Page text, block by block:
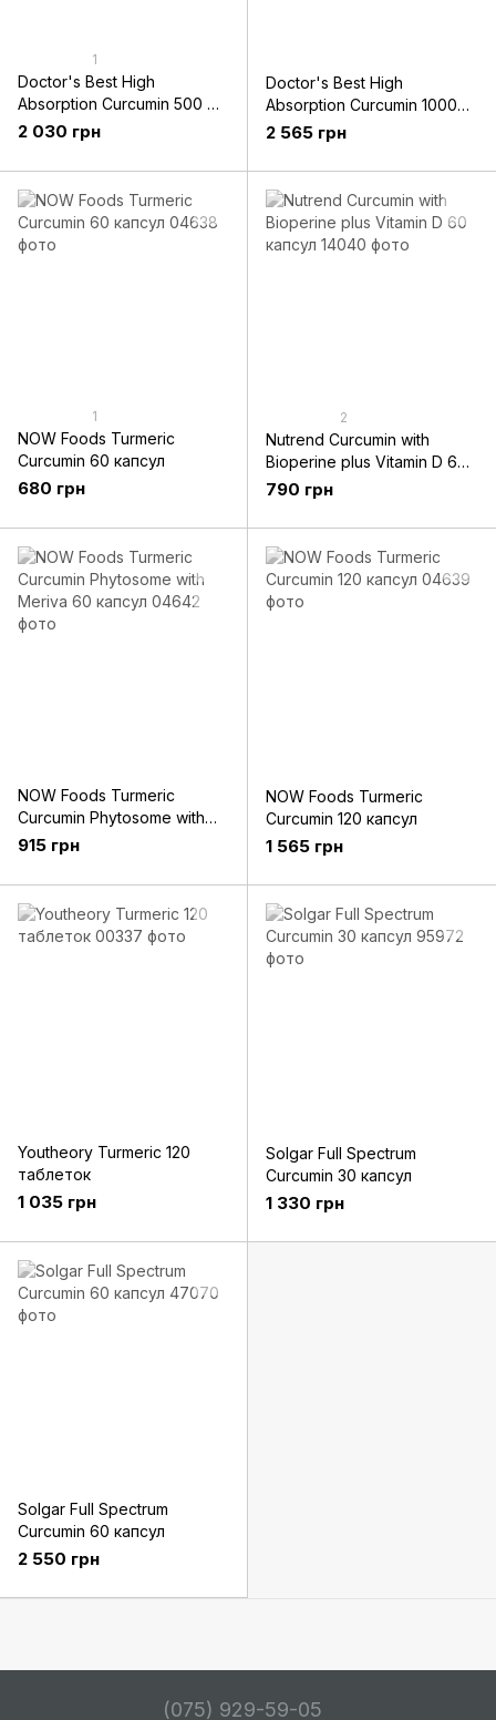
1
Doctor's Best High
Absorption Curcumin 500 mg
120 капсул
2 030 грн
Doctor's Best High
Absorption Curcumin 1000
mg 120 таблеток
2 565 грн
1
NOW Foods Turmeric
Curcumin 60 капсул
680 грн
2
Nutrend Curcumin with
Bioperine plus Vitamin D 60
капсул
790 грн
NOW Foods Turmeric
Curcumin Phytosome with
Meriva 60 капсул
915 грн
NOW Foods Turmeric
Curcumin 120 капсул
1 565 грн
Youtheory Turmeric 120
таблеток
1 035 грн
Solgar Full Spectrum
Curcumin 30 капсул
1 330 грн
Solgar Full Spectrum
Curcumin 60 капсул
2 550 грн
(075) 929-59-05